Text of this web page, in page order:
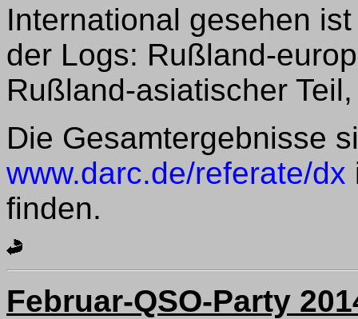
International gesehen
der Logs: Rußland-
Rußland-asiatischer
Die Gesamtergebnisse
www.darc.de/referate/dx
finden.
Februar-QSO-Party